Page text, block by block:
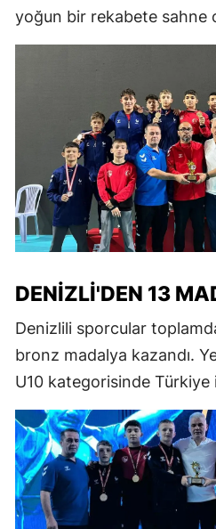
yoğun bir rekabete sahne
DENIZLI'DEN 13
Denizlili sporcular
bronz madalya kazandı.
U10 kategorisinde Türkiye